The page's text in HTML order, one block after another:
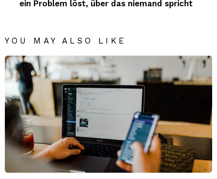
ein Problem löst, über das niemand spricht
YOU MAY ALSO LIKE